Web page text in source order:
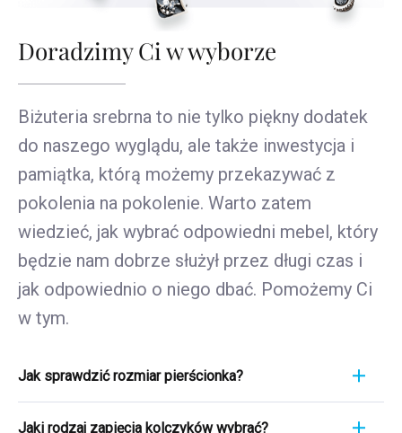
Doradzimy Ci w wyborze
Biżuteria srebrna to nie tylko piękny dodatek
do naszego wyglądu, ale także inwestycja i
pamiątka, którą możemy przekazywać z
pokolenia na pokolenie. Warto zatem
wiedzieć, jak wybrać odpowiedni mebel, który
będzie nam dobrze służył przez długi czas i
jak odpowiednio o niego dbać. Pomożemy Ci
w tym.
Jak sprawdzić rozmiar pierścionka?
Jaki rodzaj zapięcia kolczyków wybrać?